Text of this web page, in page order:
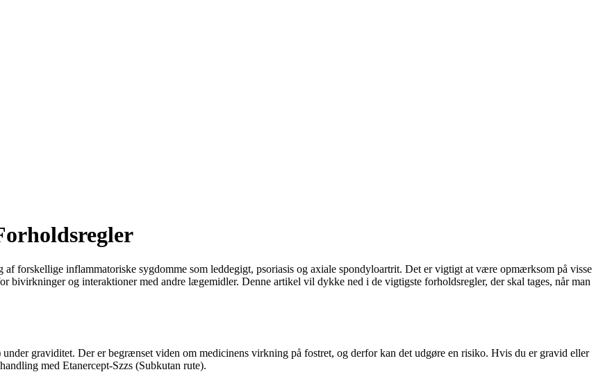
af forskellige inflammatoriske sygdomme som leddegigt, psoriasis og axiale spondyloartrit. Det er vigtigt at være opmærksom på visse
bivirkninger og interaktioner med andre lægemidler. Denne artikel vil dykke ned i de vigtigste forholdsregler, der skal tages, når man
graviditet. Der er begrænset viden om medicinens virkning på fostret, og derfor kan det udgøre en risiko. Hvis du er gravid eller
med Etanercept-Szzs (Subkutan rute).